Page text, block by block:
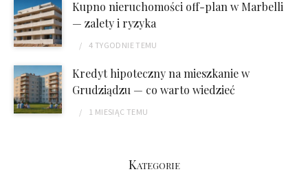
Kupno nieruchomości off-plan w Marbelli
— zalety i ryzyka
4 TYGODNIETEMU
Kredyt hipoteczny na mieszkanie w
Grudziądzu — co warto wiedzieć
1 MIESIĄC TEMU
Kategorie